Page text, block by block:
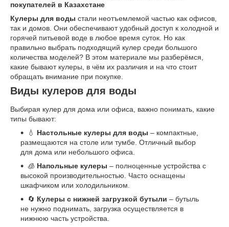
покупателей в Казахстане
Кулеры для воды стали неотъемлемой частью как офисов,
так и домов. Они обеспечивают удобный доступ к холодной и
горячей питьевой воде в любое время суток. Но как
правильно выбрать подходящий кулер среди большого
количества моделей? В этом материале мы разберёмся,
какие бывают кулеры, в чём их различия и на что стоит
обращать внимание при покупке.
Виды кулеров для воды
Выбирая кулер для дома или офиса, важно понимать, какие
типы бывают:
💧 Настольные кулеры для воды – компактные,
размещаются на столе или тумбе. Отличный выбор
для дома или небольшого офиса.
🧊 Напольные кулеры – полноценные устройства с
высокой производительностью. Часто оснащены
шкафчиком или холодильником.
🔄 Кулеры с нижней загрузкой бутыли – бутыль
не нужно поднимать, загрузка осуществляется в
нижнюю часть устройства.